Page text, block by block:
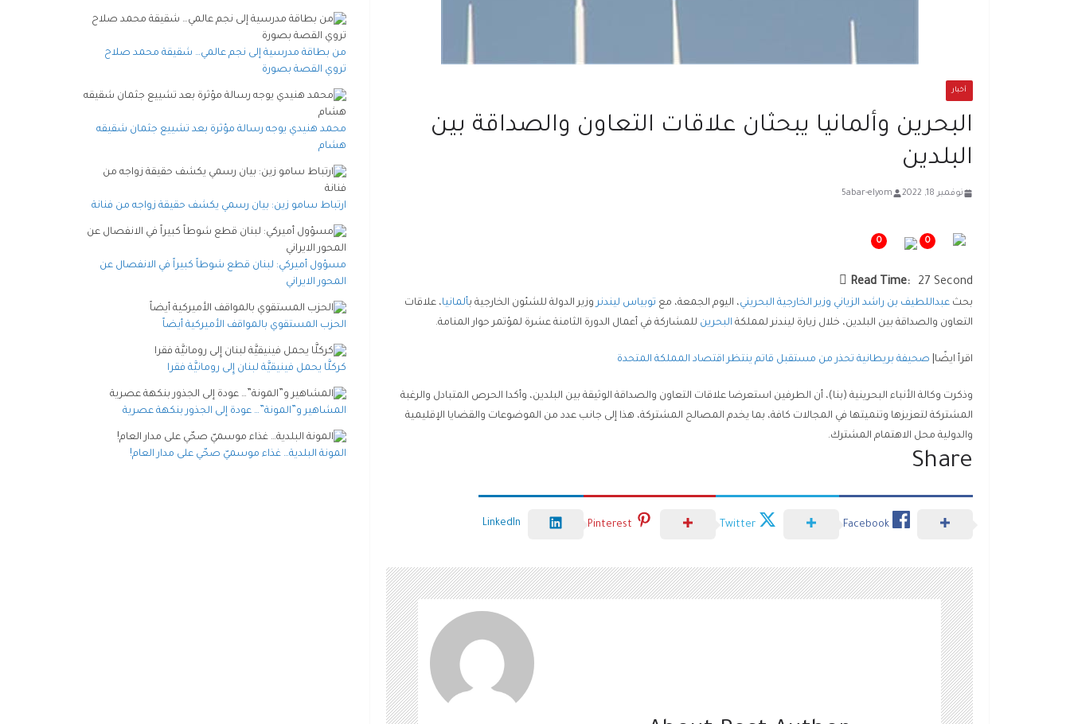
أخبار
البحرين وألمانيا يبحثان علاقات التعاون والصداقة بين
البلدين
نوفمبر 18, 2022 5abar-elyom
0
0
Read Time: 27 Second
بحث عبداللطيف بن راشد الزياني وزير الخارجية البحريني، اليوم الجمعة، مع توبياس ليندنر وزير الدولة للشئون الخارجية بألمانيا، علاقات
التعاون والصداقة بين البلدين، خلال زيارة ليندنر لمملكة البحرين للمشاركة في أعمال الدورة الثامنة عشرة لمؤتمر حوار المنامة.
اقرأ ايضًا| صحيفة بريطانية تحذر من مستقبل قاتم ينتظر اقتصاد المملكة المتحدة
وذكرت وكالة الأنباء البحرينية (بنا)، أن الطرفين استعرضا علاقات التعاون والصداقة الوثيقة بين البلدين، وأكدا الحرص المتبادل والرغبة
المشتركة لتعزيزها وتنميتها في المجالات كافة، بما يخدم المصالح المشتركة، هذا إلى جانب عدد من الموضوعات والقضايا الإقليمية
والدولية محل الاهتمام المشترك.
Share
Facebook
Twitter
Pinterest
LinkedIn
من بطاقة مدرسية إلى نجم عالمي… شقيقة محمد صلاح
تروي القصة بصورة
محمد هنيدي يوجه رسالة مؤثرة بعد تشييع جثمان شقيقه
هشام
ارتباط سامو زين: بيان رسمي يكشف حقيقة زواجه من فنانة
مسؤول أميركي: لبنان قطع شوطاً كبيراً في الانفصال عن
المحور الايراني
الحزب المستقوي بالمواقف الأميركية أيضاً
كركلَّا يحمل فينيقيَّة لبنان إِلى رومانيَّة فقرا
المشاهير و”المونة”… عودة إلى الجذور بنكهة عصرية
المونة البلدية… غذاء موسميّ صحّي على مدار العام!